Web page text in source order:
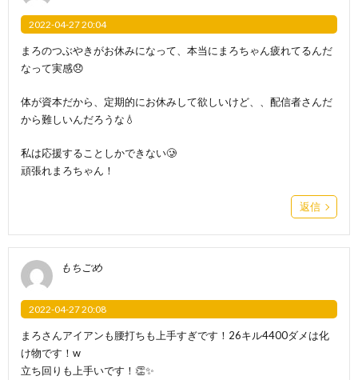
2022-04-27 20:04
まろのつぶやきがお休みになって、本当にまろちゃん疲れてるんだ
なって実感😞
体が資本だから、定期的にお休みして欲しいけど、、配信者さんだ
から難しいんだろうな💧
私は応援することしかできない🥲
頑張れまろちゃん！
返信
もちごめ
2022-04-27 20:08
まろさんアイアンも腰打ちも上手すぎです！26キル4400ダメは化
け物です！w
立ち回りも上手いです！👏✨